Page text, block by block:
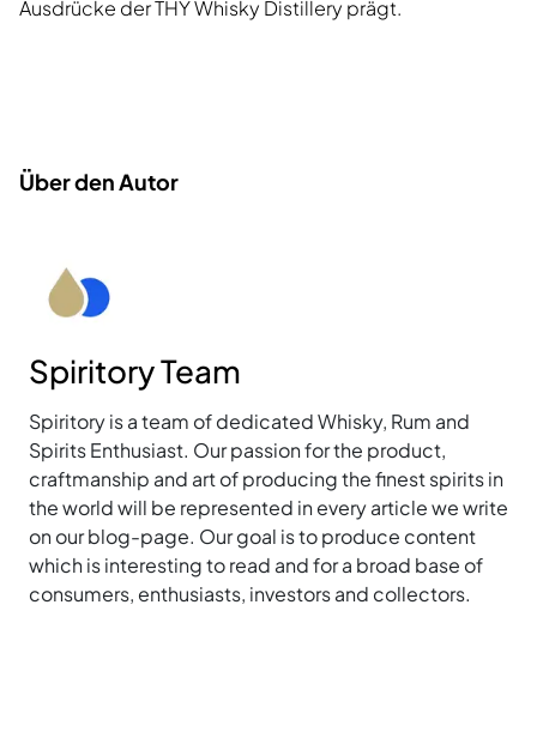
Ausdrücke der THY Whisky Distillery prägt.
Über den Autor
Spiritory Team
Spiritory is a team of dedicated Whisky, Rum and
Spirits Enthusiast. Our passion for the product,
craftmanship and art of producing the finest spirits in
the world will be represented in every article we write
on our blog-page. Our goal is to produce content
which is interesting to read and for a broad base of
consumers, enthusiasts, investors and collectors.